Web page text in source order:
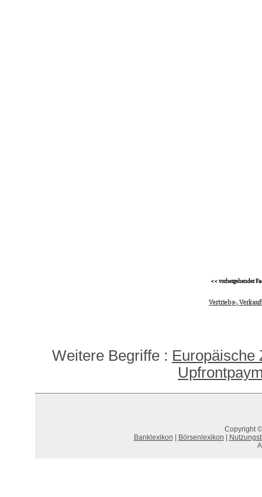
<< vorhergehender
Vertriebs-,
Weitere Begriffe : Europäische
Copyright
Banklexikon
Börsenlexikon